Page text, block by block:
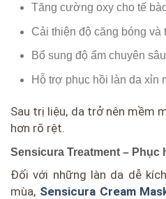
Tăng cường oxy cho tế
Cải thiện độ căng bóng và
Bổ sung độ ẩm chuyên
Hỗ trợ phục hồi làn da xỉn
Sau trị liệu, da trở nên mềm
hơn rõ rệt.
Sensicura Treatment – Phục
Đối với những làn da dễ
mùa, Sensicura Cream